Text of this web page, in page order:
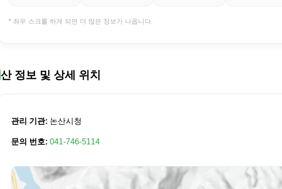
* 좌우 스크롤 하게 되면 더 많은 정보가 나옵니다.
산 정보 및 상세 위치
관리 기관: 논산시청
문의 번호: 041-746-5114